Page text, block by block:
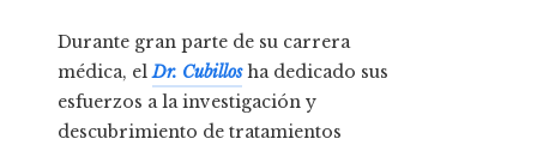
Durante gran parte de su carrera
médica, elDr. Cubillosha dedicado sus
esfuerzos a la investigación y
descubrimiento de tratamientos